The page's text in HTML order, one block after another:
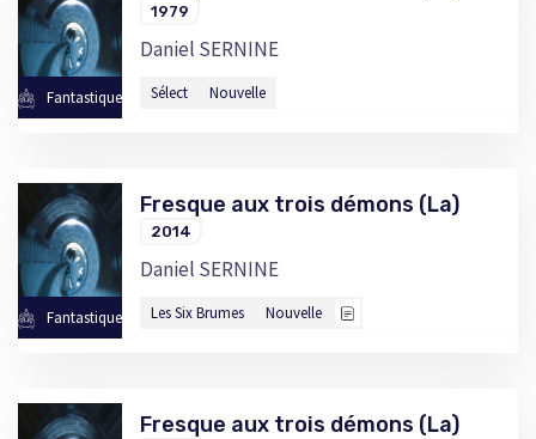
Fantastique
1979
Daniel SERNINE
Sélect Nouvelle
Fantastique
Fresque aux trois démons (La)
2014
Daniel SERNINE
Les Six Brumes Nouvelle
Fresque aux trois démons (La)